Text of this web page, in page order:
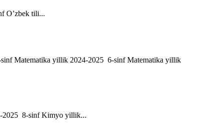
O’zbek tili...
Matematika yillik 2024-2025 6-sinf Matematika yillik
2025 8-sinf Kimyo yillik...